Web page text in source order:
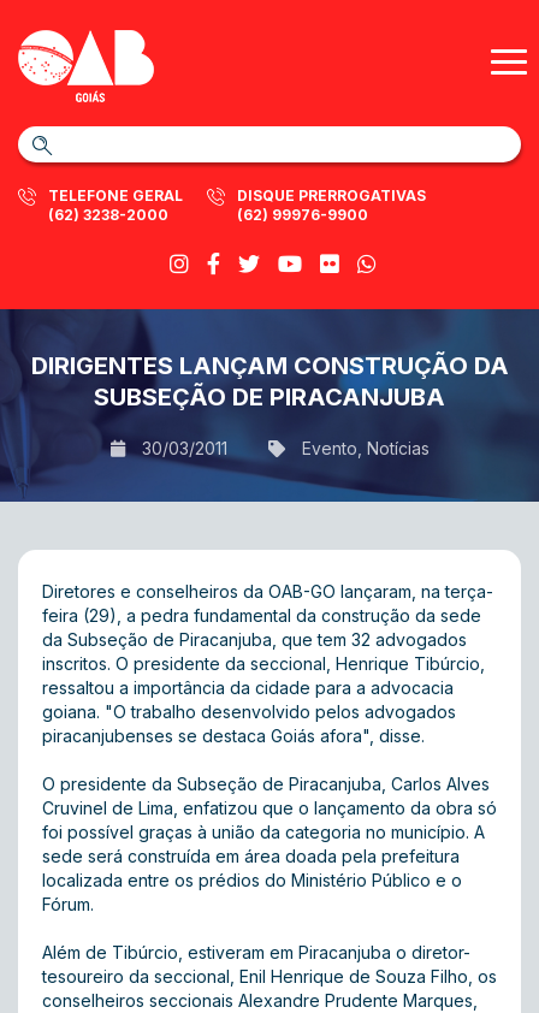
TELEFONE GERAL
(62) 3238-2000
DISQUE PRERROGATIVAS
(62) 99976-9900
DIRIGENTES LANÇAM CONSTRUÇÃO DA
SUBSEÇÃO DE PIRACANJUBA
30/03/2011 Evento Notícias
Diretores e conselheiros da OAB-GO lançaram, na terça-
feira (29), a pedra fundamental da construção da sede
da Subseção de Piracanjuba, que tem 32 advogados
inscritos. O presidente da seccional, Henrique Tibúrcio,
ressaltou a importância da cidade para a advocacia
goiana. "O trabalho desenvolvido pelos advogados
piracanjubenses se destaca Goiás afora", disse.
O presidente da Subseção de Piracanjuba, Carlos Alves
Cruvinel de Lima, enfatizou que o lançamento da obra só
foi possível graças à união da categoria no município. A
sede será construída em área doada pela prefeitura
localizada entre os prédios do Ministério Público e o
Fórum.
Além de Tibúrcio, estiveram em Piracanjuba o diretor-
tesoureiro da seccional, Enil Henrique de Souza Filho, os
conselheiros seccionais Alexandre Prudente Marques,